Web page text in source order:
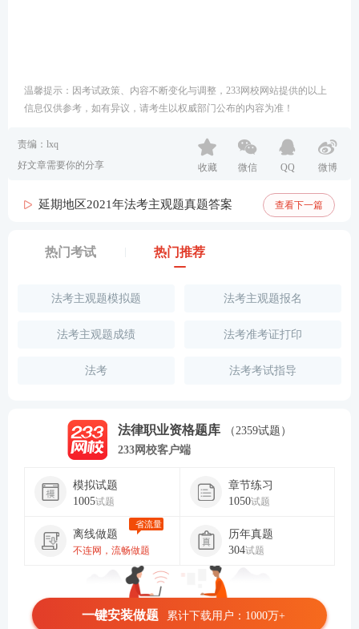
温馨提示：因考试政策、内容不断变化与调整，233网校网站提供的以上
信息仅供参考，如有异议，请考生以权威部门公布的内容为准！
责编：lxq
好文章需要你的分享
收藏 微信 QQ 微博
延期地区2021年法考主观题真题答案 查看下一篇
热门考试 热门推荐
法考主观题模拟题 法考主观题报名
法考主观题成绩 法考准考证打印
法考 法考考试指导
法律职业资格题库
（2359试题）
233网校客户端
模拟试题
1005试题
章节练习
1050试题
离线做题
不连网，流畅做题
省流量
历年真题
304试题
一键安装做题 累计下载用户：1000万+